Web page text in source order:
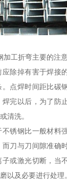
加工折弯主要的注
除掉有害于焊接
点焊时间距比碳
完以后，为了防
清洗。
锈钢比一般材料
刀与刀间隙准确
或激光切断，当
以及必要进行处理